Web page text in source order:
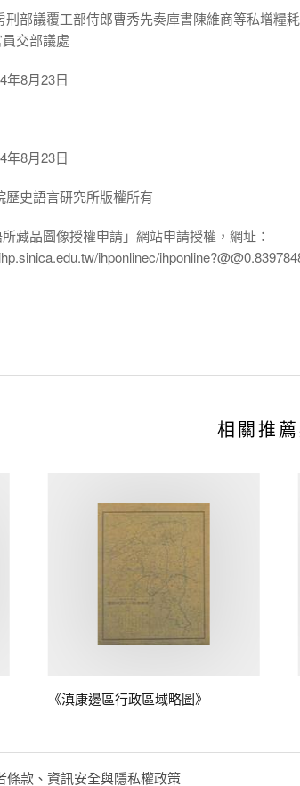
刑部議覆工部侍郎曹秀先奏庫書陳維商等私增糧
交部議處
年8月23日
年8月23日
歷史語言研究所版權所有
藏品圖像授權申請」網站申請授權，網址：
ihponlinec/
相關推
《滇康邊區行政區域略圖》
條款、資訊安全與隱私權政策